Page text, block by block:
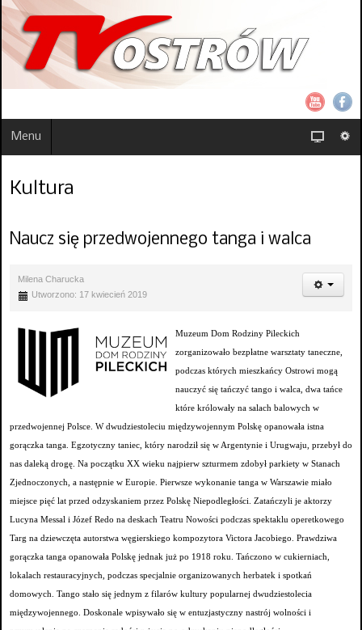
Menu
Kultura
Naucz się przedwojennego tanga i walca
Milena Charucka
Utworzono: 17 kwiecień 2019
Muzeum Dom Rodziny Pileckich
zorganizowało bezpłatne warsztaty taneczne,
podczas których mieszkańcy Ostrowi mogą
nauczyć się tańczyć tango i walca, dwa tańce
które królowały na salach balowych w
przedwojennej Polsce. W dwudziestoleciu międzywojennym Polskę opanowała istna
gorączka tanga. Egzotyczny taniec, który narodził się w Argentynie i Urugwaju, przebył do
nas daleką drogę. Na początku XX wieku najpierw szturmem zdobył parkiety w Stanach
Zjednoczonych, a następnie w Europie. Pierwsze wykonanie tanga w Warszawie miało
miejsce pięć lat przed odzyskaniem przez Polskę Niepodległości. Zatańczyli je aktorzy
Lucyna Messal i Józef Redo na deskach Teatru Nowości podczas spektaklu operetkowego
Targ na dziewczęta autorstwa węgierskiego kompozytora Victora Jacobiego. Prawdziwa
gorączka tanga opanowała Polskę jednak już po 1918 roku. Tańczono w cukierniach,
lokalach restauracyjnych, podczas specjalnie organizowanych herbatek i spotkań
domowych. Tango stało się jednym z filarów kultury popularnej dwudziestolecia
międzywojennego. Doskonale wpisywało się w entuzjastyczny nastrój wolności i